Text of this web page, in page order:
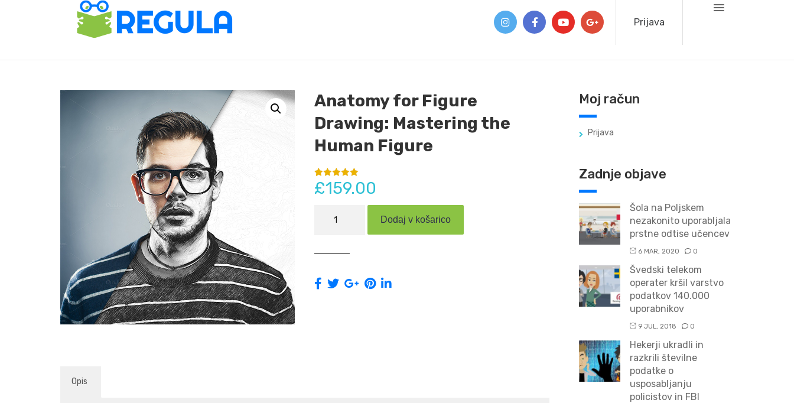
Prijava
Anatomy for Figure
Drawing: Mastering the
Human Figure
Ocenjeno z
5.00 od 5 na
1
stranke
£159.00
the
Human
Dodaj v košarico
Opis
Moj račun
Prijava
Zadnje objave
Šola na Poljskem
nezakonito uporabljala
prstne odtise učencev
6 MAR, 2020 0
Švedski telekom
operater kršil varstvo
podatkov 140.000
uporabnikov
9 JUL, 2018 0
Hekerji ukradli in
razkrili številne
podatke o
usposabljanju
policistov in FBI